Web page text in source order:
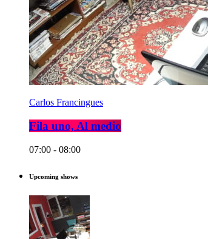
Carlos Francingues
Fila uno, Al medio
07:00 - 08:00
Upcoming shows